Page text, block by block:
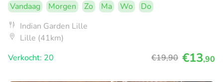
Vandaag Morgen Zo Ma Wo
Do
Indian Garden Lille
Lille (41km)
Verkocht: 20
€19,90 €13,90